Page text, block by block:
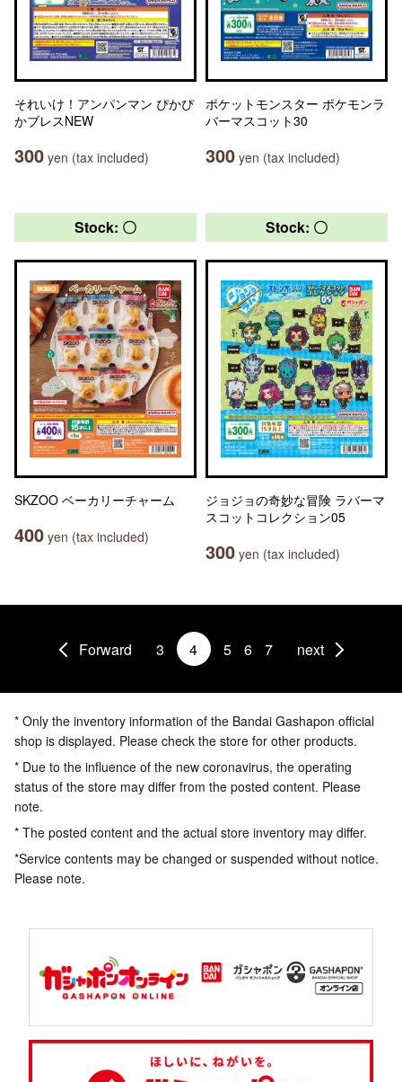
それいけ！アンパンマン ぴかぴ
かブレスNEW
300 yen (tax included)
ポケットモンスター ポケモンラ
バーマスコット30
300 yen (tax included)
Stock: 〇
SKZOO ベーカリーチャーム
400 yen (tax included)
Stock: 〇
ジョジョの奇妙な冒険 ラバーマ
スコットコレクション05
300 yen (tax included)
Forward 3 4 5 6 7 next
* Only the inventory information of the Bandai Gashapon official
shop is displayed. Please check the store for other products.
* Due to the influence of the new coronavirus, the operating
status of the store may differ from the posted content. Please
note.
* The posted content and the actual store inventory may differ.
*Service contents may be changed or suspended without notice.
Please note.